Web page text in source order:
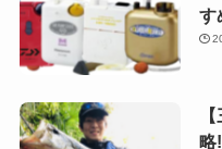
す
略